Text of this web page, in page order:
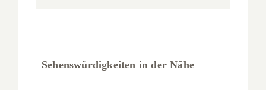
Sehenswürdigkeiten in der Nähe